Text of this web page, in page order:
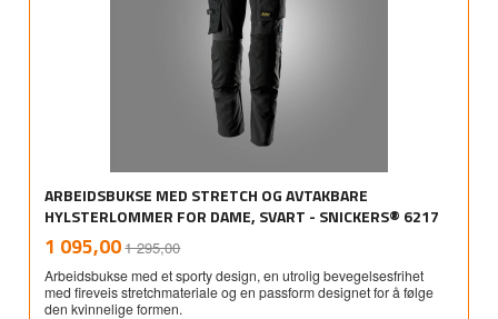
ARBEIDSBUKSE MED STRETCH OG AVTAKBARE
HYLSTERLOMMER FOR DAME, SVART - SNICKERS® 6217
Tilbud
1 095,001 295,00mva.
Arbeidsbukse med et sporty design, en utrolig bevegelsesfrihet
med fireveis stretchmateriale og en passform designet for å følge
den kvinnelige formen.